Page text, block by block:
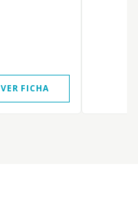
VER FICHA